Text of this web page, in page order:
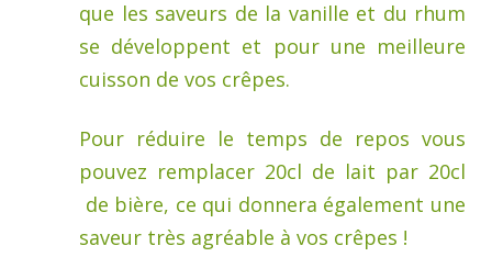
que les saveurs de la vanille et du rhum
se développent et pour une meilleure
cuisson de vos crêpes.
Pour réduire le temps de repos vous
pouvez remplacer 20cl de lait par 20cl
de bière, ce qui donnera également une
saveur très agréable à vos crêpes !